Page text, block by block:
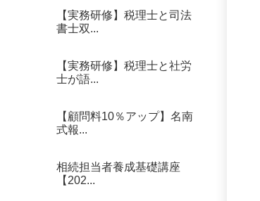
【実務研修】税理士と司法
書士双...
【実務研修】税理士と社労
士が語...
【顧問料10％アップ】名南
式報...
相続担当者養成基礎講座
【202...